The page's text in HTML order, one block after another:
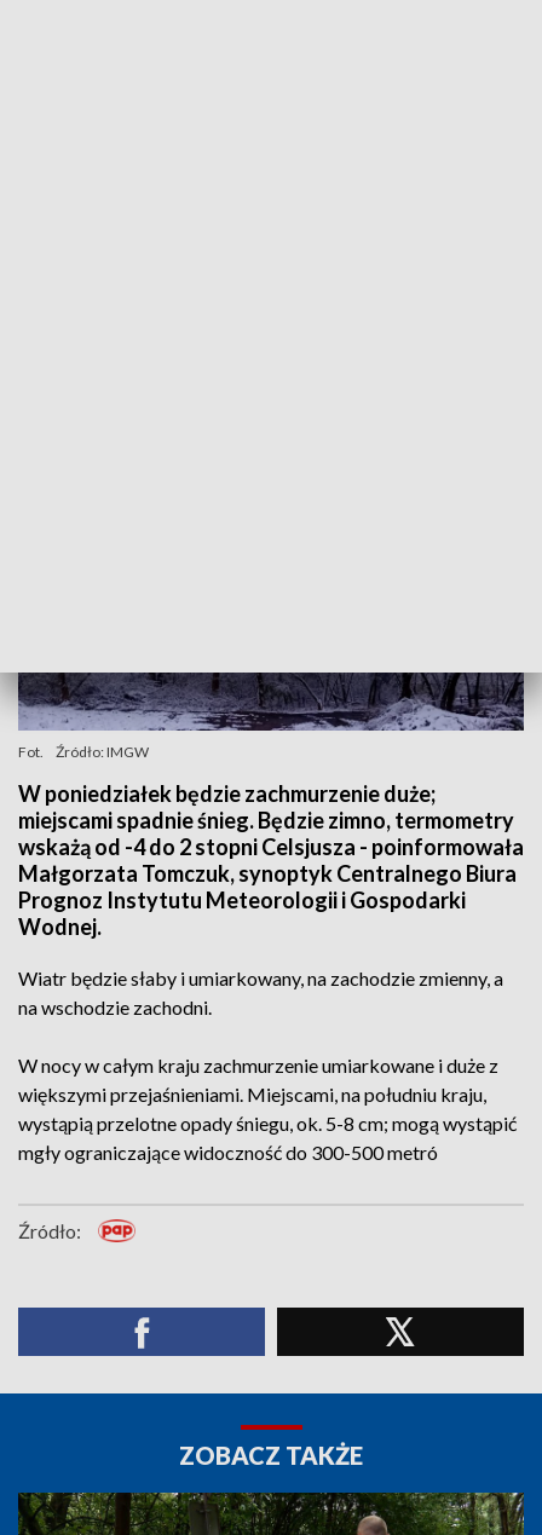
Fot. Źródło: IMGW
W poniedziałek będzie zachmurzenie duże;
miejscami spadnie śnieg. Będzie zimno, termometry
wskażą od -4 do 2 stopni Celsjusza - poinformowała
Małgorzata Tomczuk, synoptyk Centralnego Biura
Prognoz Instytutu Meteorologii i Gospodarki
Wodnej.
Wiatr będzie słaby i umiarkowany, na zachodzie zmienny, a
na wschodzie zachodni.
W nocy w całym kraju zachmurzenie umiarkowane i duże z
większymi przejaśnieniami. Miejscami, na południu kraju,
wystąpią przelotne opady śniegu, ok. 5-8 cm; mogą wystąpić
mgły ograniczające widoczność do 300-500 metró
Źródło:
ZOBACZ TAKŻE